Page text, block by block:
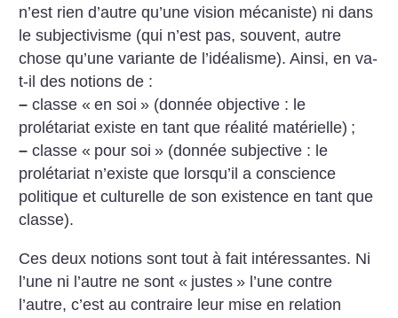
n’est rien d’autre qu’une vision mécaniste) ni dans
le subjectivisme (qui n’est pas, souvent, autre
chose qu’une variante de l’idéalisme). Ainsi, en va-
t-il des notions de :
– classe « en soi » (donnée objective : le
prolétariat existe en tant que réalité matérielle) ;
– classe « pour soi » (donnée subjective : le
prolétariat n’existe que lorsqu’il a conscience
politique et culturelle de son existence en tant que
classe).
Ces deux notions sont tout à fait intéressantes. Ni
l’une ni l’autre ne sont « justes » l’une contre
l’autre, c’est au contraire leur mise en relation